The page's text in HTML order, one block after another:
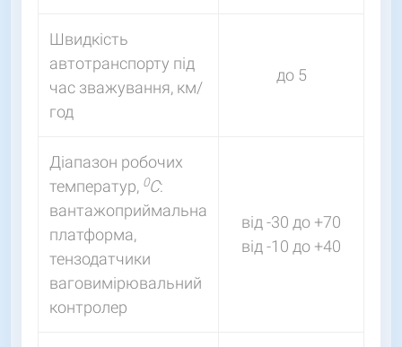
Швидкість
автотранспорту під
час зважування, км/
год
до 5
Діапазон робочих
температур, 0С:
вантажоприймальна
платформа,
тензодатчики
ваговимірювальний
контролер
від -30 до +70
від -10 до +40